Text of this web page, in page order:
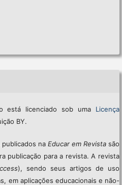
está licenciado sob uma Licença
BY.
publicados naEducar em Revista são
publicação para a revista. A revista
), sendo seus artigos de uso
em aplicações educacionais e não-